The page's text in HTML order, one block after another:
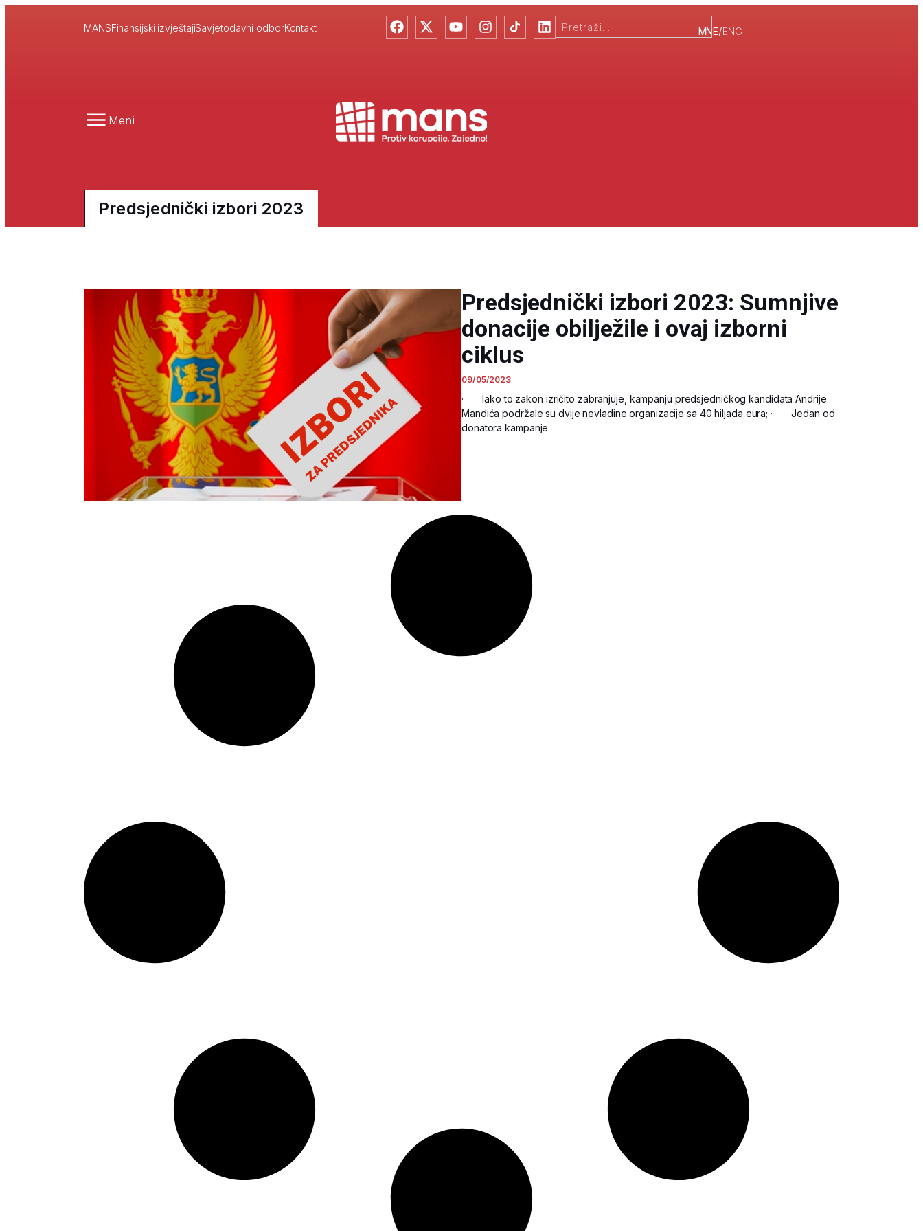
MANSFinansijski izvještajiSavjetodavni odborKontakt MNE/ENG
Meni
Predsjednički izbori 2023
Predsjednički izbori 2023: Sumnjive
donacije obilježile i ovaj izborni
ciklus
09/05/2023
· Iako to zakon izričito zabranjuje, kampanju predsjedničkog kandidata Andrije
Mandića podržale su dvije nevladine organizacije sa 40 hiljada eura; · Jedan od
donatora kampanje